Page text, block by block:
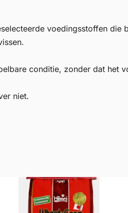
voedingsstoffen die
conditie, zonder dat het
niet.